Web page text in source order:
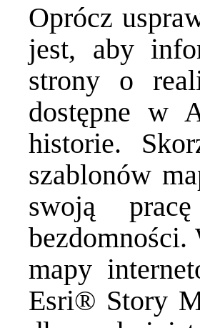
Oprócz
jest, aby
strony o
dostępne w
historie.
szablonów
swoją
bezdomności.
mapy
Esri® Story